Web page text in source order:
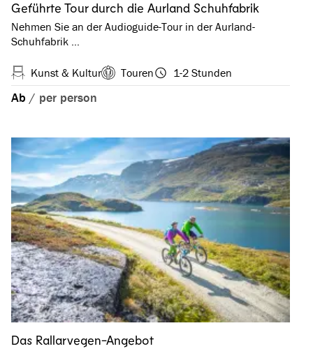
Geführte Tour durch die Aurland Schuhfabrik
Nehmen Sie an der Audioguide-Tour in der Aurland-
Schuhfabrik …
Kunst & Kultur Touren 1-2 Stunden
Ab / per person
Das Rallarvegen-Angebot